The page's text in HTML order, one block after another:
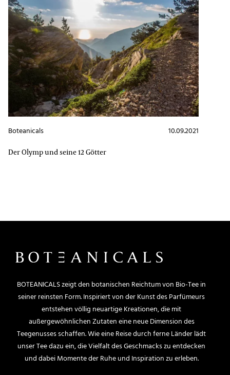
10.09.2021
Boteanicals
Der Olymp und seine 12 Götter
BOTEANICALS zeigt den botanischen Reichtum von Bio-Tee in
seiner reinsten Form. Inspiriert von der Kunst des Parfümeurs
entstehen völlig neuartige Kreationen, die mit
außergewöhnlichen Zutaten eine neue Dimension des
Teegenusses schaffen. Wie eine Reise durch ferne Länder lädt
unser Tee dazu ein, die Vielfalt des Geschmacks zu entdecken
und dabei Momente der Ruhe und Inspiration zu erleben.